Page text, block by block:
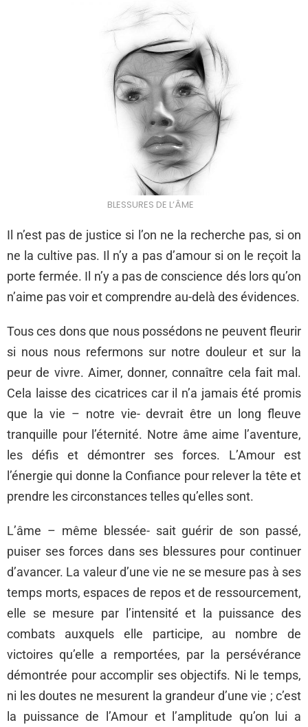
BLESSURES DE L’ÂME
Il n’est pas de justice si l’on ne la recherche pas, si on
ne la cultive pas. Il n’y a pas d’amour si on le reçoit la
porte fermée. Il n’y a pas de conscience dés lors qu’on
n’aime pas voir et comprendre au-delà des évidences.
Tous ces dons que nous possédons ne peuvent fleurir
si nous nous refermons sur notre douleur et sur la
peur de vivre. Aimer, donner, connaître cela fait mal.
Cela laisse des cicatrices car il n’a jamais été promis
que la vie – notre vie- devrait être un long fleuve
tranquille pour l’éternité. Notre âme aime l’aventure,
les défis et démontrer ses forces. L’Amour est
l’énergie qui donne la Confiance pour relever la tête et
prendre les circonstances telles qu’elles sont.
L’âme – même blessée- sait guérir de son passé,
puiser ses forces dans ses blessures pour continuer
d’avancer. La valeur d’une vie ne se mesure pas à ses
temps morts, espaces de repos et de ressourcement,
elle se mesure par l’intensité et la puissance des
combats auxquels elle participe, au nombre de
victoires qu’elle a remportées, par la persévérance
démontrée pour accomplir ses objectifs. Ni le temps,
ni les doutes ne mesurent la grandeur d’une vie ; c’est
la puissance de l’Amour et l’amplitude qu’on lui a